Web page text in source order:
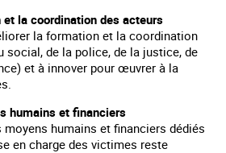
la coordination des acteurs
la formation et la coordination
social, de la police, de la justice, de
et à innover pour œuvrer à la
humains et financiers
moyens humains et financiers dédiés
en charge des victimes reste